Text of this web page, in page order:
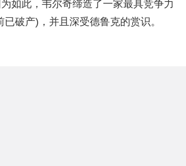
如此，韦尔奇缔造了一家最具竞争力
破产)，并且深受德鲁克的赏识。